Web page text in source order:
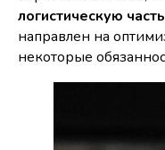
логистическую
направлен на
некоторые